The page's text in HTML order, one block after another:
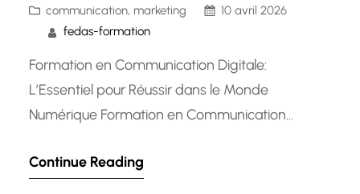
communication, marketing
10 avril 2026
fedas-formation
Formation en Communication Digitale:
L’Essentiel pour Réussir dans le Monde
Numérique Formation en Communication
Numérique La communication digitale est
Continue Reading